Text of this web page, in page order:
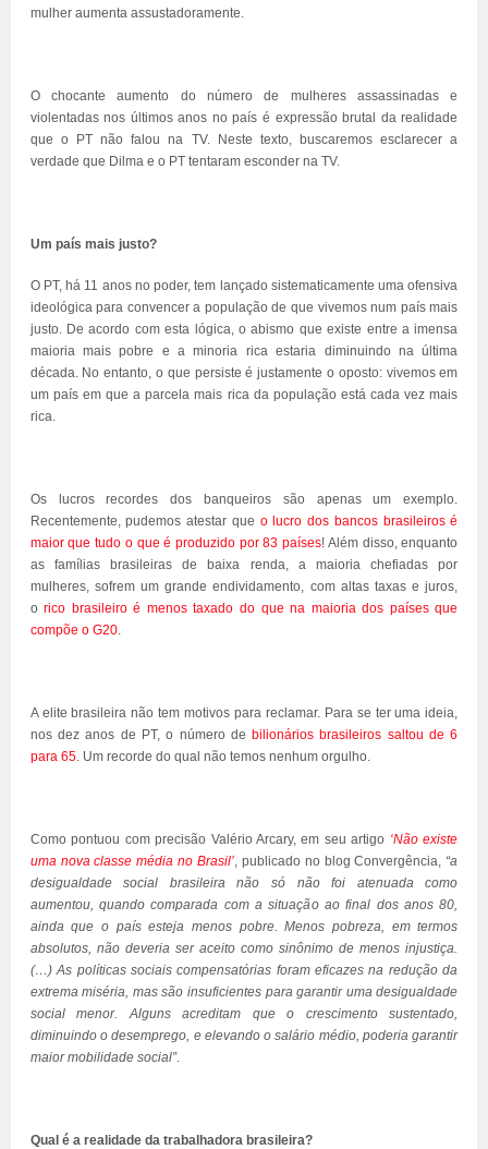
mulher aumenta assustadoramente.
O chocante aumento do número de mulheres assassinadas e
violentadas nos últimos anos no país é expressão brutal da realidade
que o PT não falou na TV. Neste texto, buscaremos esclarecer a
verdade que Dilma e o PT tentaram esconder na TV.
Um país mais justo?
O PT, há 11 anos no poder, tem lançado sistematicamente uma ofensiva
ideológica para convencer a população de que vivemos num país mais
justo. De acordo com esta lógica, o abismo que existe entre a imensa
maioria mais pobre e a minoria rica estaria diminuindo na última
década. No entanto, o que persiste é justamente o oposto: vivemos em
um país em que a parcela mais rica da população está cada vez mais
rica.
Os lucros recordes dos banqueiros são apenas um exemplo.
Recentemente, pudemos atestar que o lucro dos bancos brasileiros é
maior que tudo o que é produzido por 83 países! Além disso, enquanto
as famílias brasileiras de baixa renda, a maioria chefiadas por
mulheres, sofrem um grande endividamento, com altas taxas e juros,
orico brasileiro é menos taxado do que na maioria dos países que
compõe o G20.
A elite brasileira não tem motivos para reclamar. Para se ter uma ideia,
nos dez anos de PT, o número debilionários brasileiros saltou de 6
para 65. Um recorde do qual não temos nenhum orgulho.
Como pontuou com precisão Valério Arcary, em seu artigo ‘Não existe
uma nova classe média no Brasil’ , publicado no blog Convergência, “a
desigualdade social brasileira não só não foi atenuada como
aumentou, quando comparada com a situação ao final dos anos 80,
ainda que o país esteja menos pobre. Menos pobreza, em termos
absolutos, não deveria ser aceito como sinônimo de menos injustiça.
(…) As políticas sociais compensatórias foram eficazes na redução da
extrema miséria, mas são insuficientes para garantir uma desigualdade
social menor. Alguns acreditam que o crescimento sustentado,
diminuindo o desemprego, e elevando o salário médio, poderia garantir
maior mobilidade social”.
Qual é a realidade da trabalhadora brasileira?